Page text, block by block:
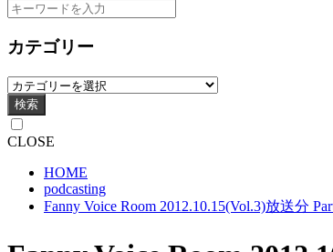
カテゴリー
検索
CLOSE
HOME
podcasting
Fanny Voice Room 2012.10.15(Vol.3)放送分